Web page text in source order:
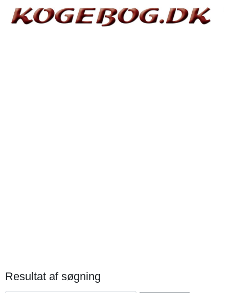
Resultat af søgning